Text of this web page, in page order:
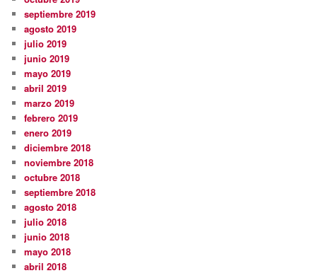
septiembre 2019
agosto 2019
julio 2019
junio 2019
mayo 2019
abril 2019
marzo 2019
febrero 2019
enero 2019
diciembre 2018
noviembre 2018
octubre 2018
septiembre 2018
agosto 2018
julio 2018
junio 2018
mayo 2018
abril 2018